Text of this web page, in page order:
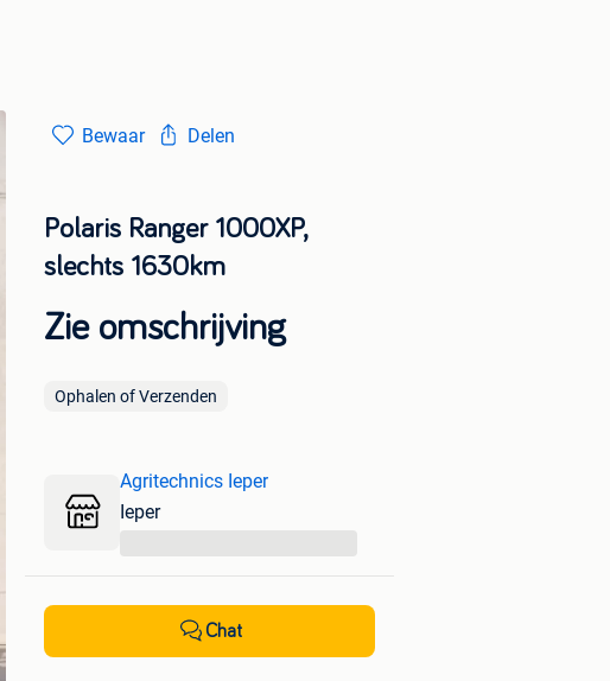
Bewaar Delen
Polaris Ranger 1000XP,
slechts 1630km
Zie omschrijving
Ophalen of Verzenden
Agritechnics Ieper
Ieper
Chat